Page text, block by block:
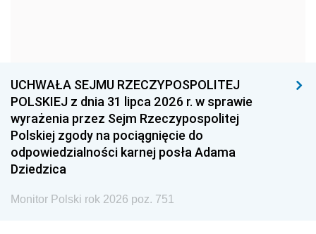
1939 1938 1937
1936 1930
UCHWAŁA SEJMU RZECZYPOSPOLITEJ
POLSKIEJ z dnia 31 lipca 2026 r. w sprawie
wyrażenia przez Sejm Rzeczypospolitej
Polskiej zgody na pociągnięcie do
odpowiedzialności karnej posła Adama
Dziedzica
Monitor Polski rok 2026 poz. 751